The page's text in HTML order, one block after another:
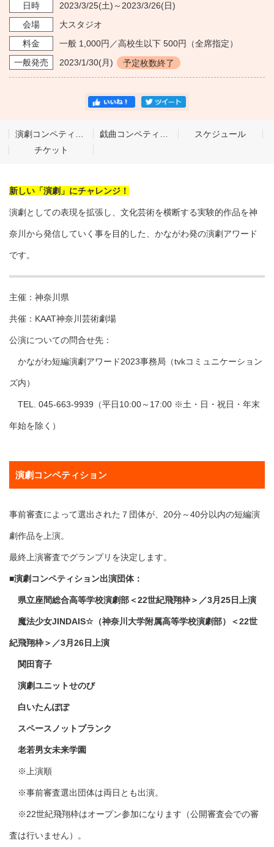
日時 2023/3/25(土)～ 2023/3/26(日)
会場
大スタジオ
料金
一般 1,000円／高校生以下 500円（全席指定）
一般発売
2023/1/30(月) 予定枚数終了
演劇コンペティション 戯曲コンペティション
スケジュール
チケット
新しい「演劇」にチャレンジ！
演劇としての表現を拡張し、文化芸術を横断する実験的作品を神
奈川から発信していく事を目的した、かながわ発の演劇アワード
です。
主催：神奈川県
共催：KAAT神奈川芸術劇場
公演についての問合せ先：
かながわ短編演劇アワード2023事務局（tvkコミュニケーション
ズ内）
TEL. 045-663-9939（平日10:00～17:00 ※土・日・祝日・年末
年始を除く）
演劇コンペティション
事前審査によって選出された７団体が、20分～40分以内の短編演
劇作品を上演。
最終上演審査でグランプリを決定します。
■演劇コンペティション出演団体：
県立座間総合高等学校演劇部＜22世紀飛翔枠＞／3月25日上演
魔法少女JINDAIS☆（神奈川大学附属高等学校演劇部）＜22世
紀飛翔枠＞／3月26日上演
関田育子
演劇ユニットせのび
白いたんぽぽ
スペースノットブランク
老若男女未来学園
※上演順
※事前審査選出団体は両日とも出演。
※22世紀飛翔枠はオープン参加になります（公開審査会での審
査は行いません）。